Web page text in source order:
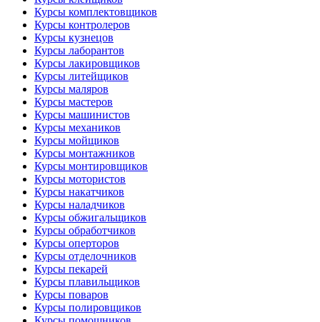
Курсы комплектовщиков
Курсы контролеров
Курсы кузнецов
Курсы лаборантов
Курсы лакировщиков
Курсы литейщиков
Курсы маляров
Курсы мастеров
Курсы машинистов
Курсы механиков
Курсы мойщиков
Курсы монтажников
Курсы монтировщиков
Курсы мотористов
Курсы накатчиков
Курсы наладчиков
Курсы обжигальщиков
Курсы обработчиков
Курсы оперторов
Курсы отделочников
Курсы пекарей
Курсы плавильщиков
Курсы поваров
Курсы полировщиков